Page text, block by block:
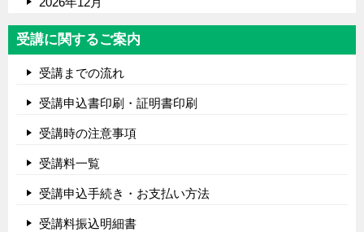
受講に関するご案内
受講までの流れ
受講申込書印刷・証明書印刷
受講時の注意事項
受講料一覧
受講申込手続き・お支払い方法
受講料振込明細書